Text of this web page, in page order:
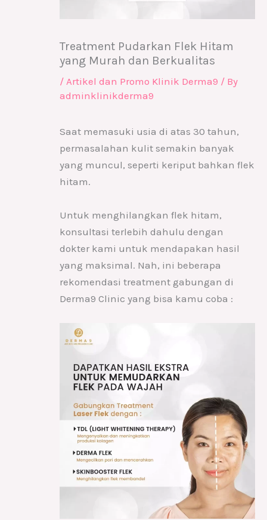
Treatment Pudarkan Flek Hitam
yang Murah dan Berkualitas
/ Artikel dan Promo Klinik Derma9 / By
adminklinikderma9
Saat memasuki usia di atas 30 tahun,
permasalahan kulit semakin banyak
yang muncul, seperti keriput bahkan flek
hitam.
Untuk menghilangkan flek hitam,
konsultasi terlebih dahulu dengan
dokter kami untuk mendapakan hasil
yang maksimal. Nah, ini beberapa
rekomendasi treatment gabungan di
Derma9 Clinic yang bisa kamu coba :